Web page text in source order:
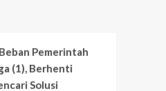
Pemerintah
(1), Berhenti
Solusi